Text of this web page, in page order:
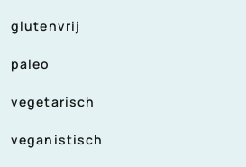
glutenvrij
paleo
vegetarisch
veganistisch